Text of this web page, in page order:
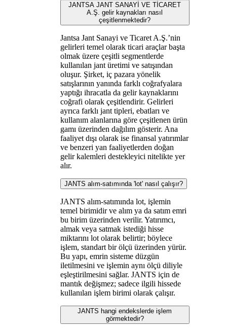
JANTSA JANT SANAYİ VE TİCARET
A.Ş. gelir kaynakları nasıl
çeşitlenmektedir?
Jantsa Jant Sanayi ve Ticaret A.Ş.’nin
gelirleri temel olarak ticari araçlar başta
olmak üzere çeşitli segmentlerde
kullanılan jant üretimi ve satışından
oluşur. Şirket, iç pazara yönelik
satışlarının yanında farklı coğrafyalara
yaptığı ihracatla da gelir kaynaklarını
coğrafi olarak çeşitlendirir. Gelirleri
ayrıca farklı jant tipleri, ebatları ve
kullanım alanlarına göre çeşitlenen ürün
gamı üzerinden dağılım gösterir. Ana
faaliyet dışı olarak ise finansal yatırımlar
ve benzeri yan faaliyetlerden doğan
gelir kalemleri destekleyici nitelikte yer
alır.
JANTS alım-satımında 'lot' nasıl çalışır?
JANTS alım-satımında lot, işlemin
temel birimidir ve alım ya da satım emri
bu birim üzerinden verilir. Yatırımcı,
almak veya satmak istediği hisse
miktarını lot olarak belirtir; böylece
işlem, standart bir ölçü üzerinden yürür.
Bu yapı, emrin sisteme düzgün
iletilmesini ve işlemin aynı ölçü diliyle
eşleştirilmesini sağlar. JANTS için de
mantık değişmez; sadece ilgili hissede
kullanılan işlem birimi olarak çalışır.
JANTS hangi endekslerde işlem
görmektedir?